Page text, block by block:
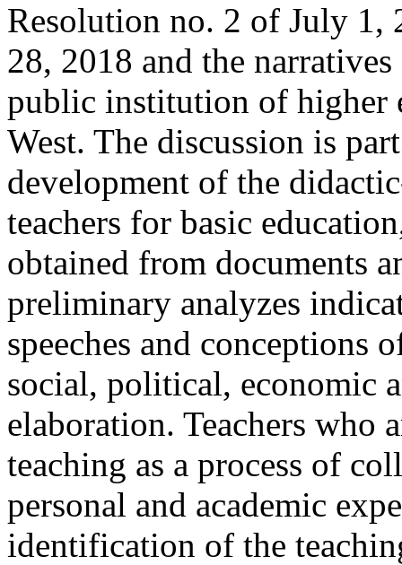
Resolution no. 2 of July 1,
28, 2018 and the
public institution of higher
West. The discussion is
development of the
teachers for basic
obtained from documents
preliminary analyzes
speeches and conceptions
social, political, economic
elaboration. Teachers who
teaching as a process of
personal and academic
identification of the